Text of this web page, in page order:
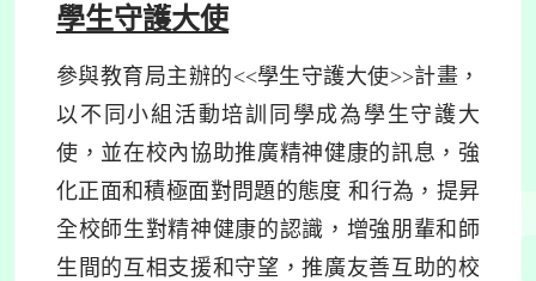
學生守護大使
參與教育局主辦的<<學生守護大使>>計畫，
以不同小組活動培訓同學成為學生守護大
使，並在校內協助推廣精神健康的訊息，強
化正面和積極面對問題的態度 和行為，提昇
全校師生對精神健康的認識，增強朋輩和師
生間的互相支援和守望，推廣友善互助的校